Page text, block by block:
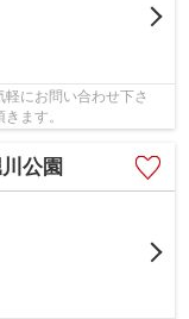
にお問い合わせ下さ
ます。
公園